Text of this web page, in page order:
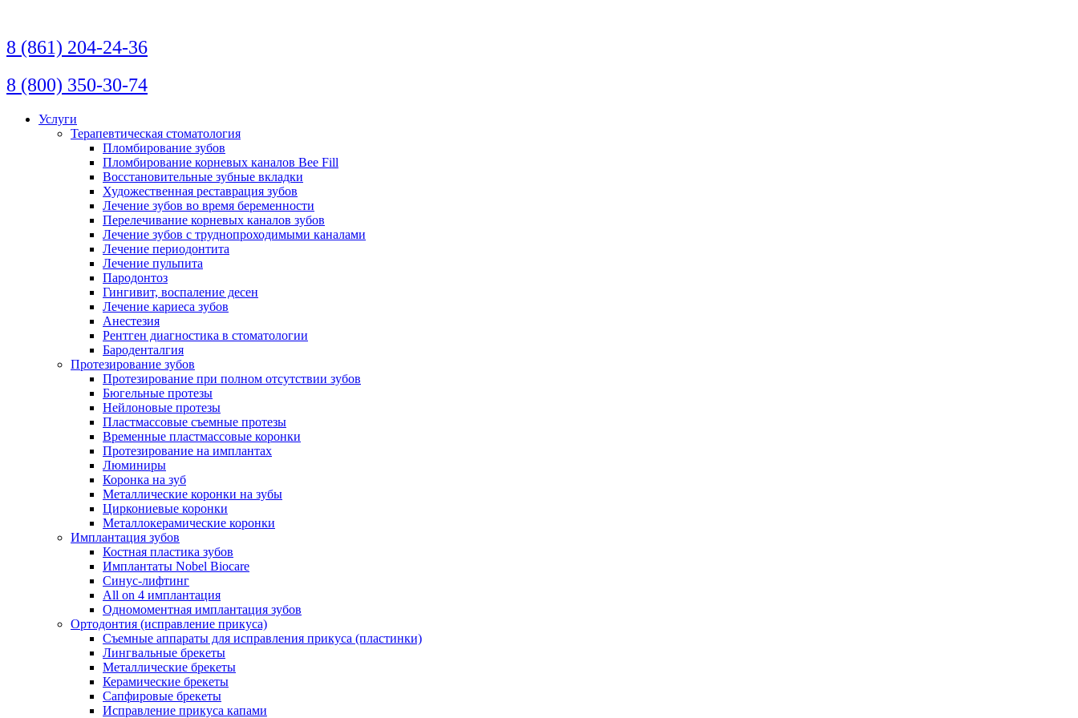
содержимому
8 (861) 204-24-36
8 (800) 350-30-74
Услуги
Терапевтическая стоматология
Пломбирование зубов
Пломбирование корневых каналов Bee Fill
Восстановительные зубные вкладки
Художественная реставрация зубов
Лечение зубов во время беременности
Перелечивание корневых каналов зубов
Лечение зубов с труднопроходимыми каналами
Лечение периодонтита
Лечение пульпита
Пародонтоз
Гингивит, воспаление десен
Лечение кариеса зубов
Анестезия
Рентген диагностика в стоматологии
Бароденталгия
Протезирование зубов
Протезирование при полном отсутствии зубов
Бюгельные протезы
Нейлоновые протезы
Пластмассовые съемные протезы
Временные пластмассовые коронки
Протезирование на имплантах
Люминиры
Коронка на зуб
Металлические коронки на зубы
Циркониевые коронки
Металлокерамические коронки
Имплантация зубов
Костная пластика зубов
Имплантаты Nobel Biocare
Синус-лифтинг
All on 4 имплантация
Одномоментная имплантация зубов
Ортодонтия (исправление прикуса)
Съемные аппараты для исправления прикуса (пластинки)
Лингвальные брекеты
Металлические брекеты
Керамические брекеты
Сапфировые брекеты
Исправление прикуса капами